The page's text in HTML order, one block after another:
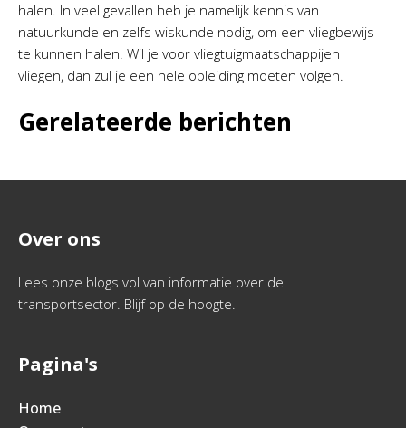
halen. In veel gevallen heb je namelijk kennis van
natuurkunde en zelfs wiskunde nodig, om een vliegbewijs
te kunnen halen. Wil je voor vliegtuigmaatschappijen
vliegen, dan zul je een hele opleiding moeten volgen.
Gerelateerde berichten
Over ons
Lees onze blogs vol van informatie over de
transportsector. Blijf op de hoogte.
Pagina's
Home